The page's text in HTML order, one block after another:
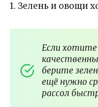
1. Зелень и овощи
Если
берите
ещё нужно
рассол